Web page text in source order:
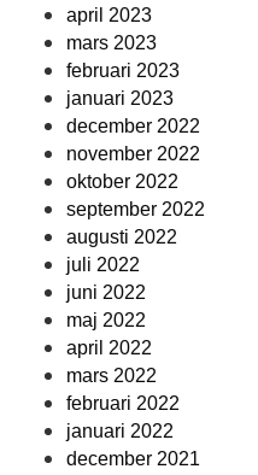
april 2023
mars 2023
februari 2023
januari 2023
december 2022
november 2022
oktober 2022
september 2022
augusti 2022
juli 2022
juni 2022
maj 2022
april 2022
mars 2022
februari 2022
januari 2022
december 2021